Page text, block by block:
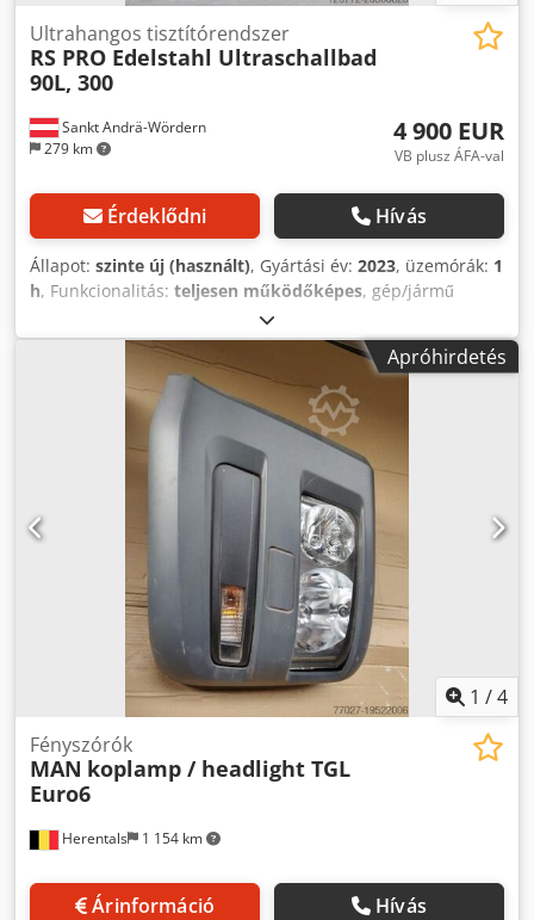
Sankt Andrä-Wördern
279 km
Ultrahangos tisztítórendszer
RS PRO Edelstahl Ultraschallbad
90L, 300
4 900 EUR
VB plusz ÁFA-val
Érdeklődni Hívás
Állapot: szinte új (használt), Gyártási év: 2023, üzemórák: 1
h, Funkcionalitás: teljesen működőképes, gép/jármű
, Ultrahangos tisztítóberendezés,
kevesebb mint 2 üzemóra Dedpfx Ajxqnqpjafokr
Apróhirdetés
1 /4
Herentals 1 154 km
Fényszórók
MAN koplamp / headlight TGL
Euro6
Árinformáció Hívás